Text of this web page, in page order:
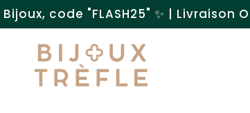
Bijoux, code "FLASH25" ✨ |